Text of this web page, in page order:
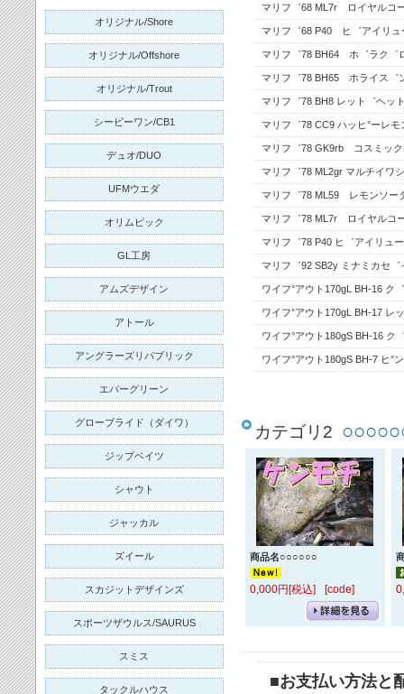
マリフ゛68 ML7r ロイヤルコ
マリフ゛68 P40 ヒ゛アイリュ
マリフ゛78 BH64 ホ゛ラク゛
マリフ゛78 BH65 ホライス゛
マリフ゛78 BH8 レット゛ヘッ
マリフ゛78 CC9 ハッヒ°ーレモ
マリフ゛78 GK9rb コスミック
マリフ゛78 ML2gr マルチイワ
マリフ゛78 ML59 レモンソー
マリフ゛78 ML7r ロイヤルコ
マリフ゛78 P40 ヒ゛アイリュ
マリフ゛92 SB2y ミナミカセ゛
ワイフ°アウト170gL BH-16 ク
ワイフ°アウト170gL BH-17 レ
ワイフ°アウト180gS BH-16 ク
ワイフ°アウト180gS BH-7 ヒ°
カテゴリ2
商品名○○○○○○
0,000円[税込] [code]
■お支払い方法と
オリジナル/Shore
オリジナル/Offshore
オリジナル/Trout
シービーワン/CB1
デュオ/DUO
UFMウエダ
オリムピック
GL工房
アムズデザイン
アトール
アングラーズリパブリック
エバーグリーン
グローブライド（ダイワ）
ジップベイツ
シャウト
ジャッカル
ズイール
スカジットデザインズ
スポーツザウルス/SAURUS
スミス
タックルハウス